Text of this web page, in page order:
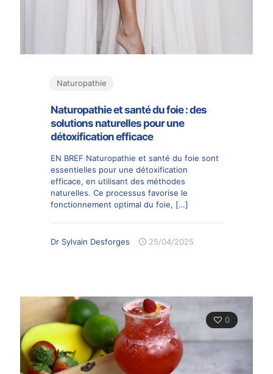
Naturopathie
Naturopathie et santé du foie : des
solutions naturelles pour une
détoxification efficace
EN BREF Naturopathie et santé du foie sont
essentielles pour une détoxification
efficace, en utilisant des méthodes
naturelles. Ce processus favorise le
fonctionnement optimal du foie, […]
Dr Sylvain Desforges 25/04/2025
0